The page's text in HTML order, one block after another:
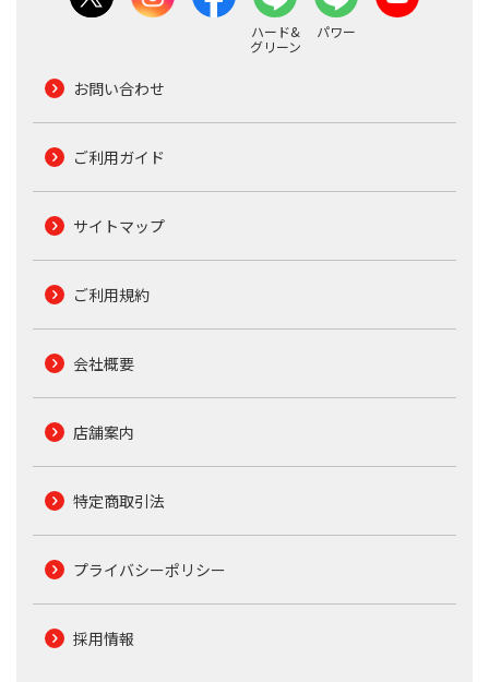
ハード&
グリーン
パワー
お問い合わせ
ご利用ガイド
サイトマップ
ご利用規約
会社概要
店舗案内
特定商取引法
プライバシーポリシー
採用情報